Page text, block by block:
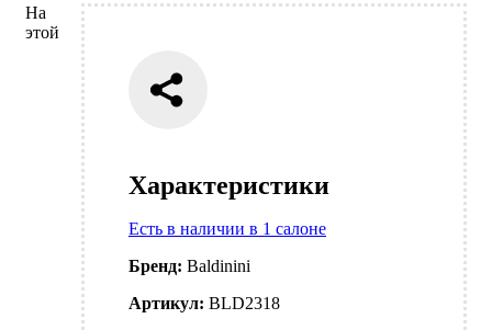
Характеристики
Есть в наличии в 1 салоне
Бренд: Baldinini
Артикул: BLD2318
На
этой